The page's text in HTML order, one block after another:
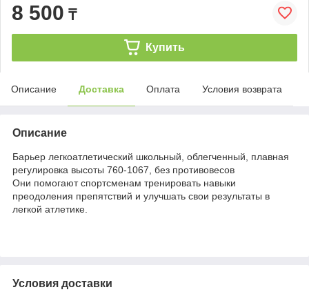
8 500 ₸
Купить
Описание Доставка Оплата Условия возврата
Описание
Барьер легкоатлетический школьный, облегченный, плавная
регулировка высоты 760-1067, без противовесов
Они помогают спортсменам тренировать навыки
преодоления препятствий и улучшать свои результаты в
легкой атлетике.
Условия доставки